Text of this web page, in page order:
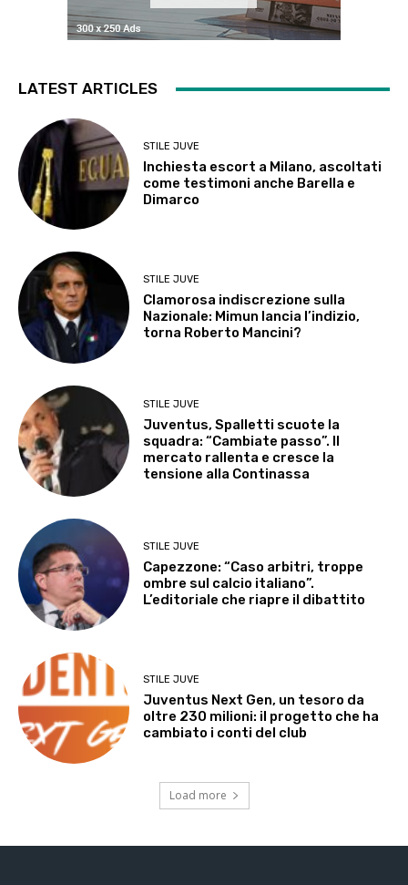
LATEST ARTICLES
STILE JUVE
Inchiesta escort a Milano, ascoltati
come testimoni anche Barella e
Dimarco
STILE JUVE
Clamorosa indiscrezione sulla
Nazionale: Mimun lancia l’indizio,
torna Roberto Mancini?
STILE JUVE
Juventus, Spalletti scuote la
squadra: “Cambiate passo”. Il
mercato rallenta e cresce la
tensione alla Continassa
STILE JUVE
Capezzone: “Caso arbitri, troppe
ombre sul calcio italiano”.
L’editoriale che riapre il dibattito
STILE JUVE
Juventus Next Gen, un tesoro da
oltre 230 milioni: il progetto che ha
cambiato i conti del club
Load more